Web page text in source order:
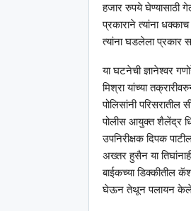
हजार रुपये घेण्यासाठी
प्रकाराने त्यांना
त्यांना घडलेला प्रकार
या घटनेची ज्ञानेश्‍वर
मिश्रा यांच्या
पोलिसांनी
पोलीस आयुक्त शैलेंद्र
उपनिरीक्षक दिपक
अख्तर हुसैन या
बाईकच्या डिक्कीतील
घेऊन तेथून पलायन केले